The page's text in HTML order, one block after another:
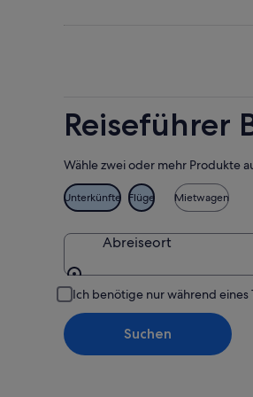
Reiseführer
Wähle zwei oder mehr Produkte
Unterkünfte Flüge Mietwagen
Abreiseort
Ich benötige nur während eines
Suchen